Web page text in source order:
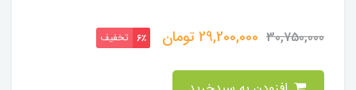
30,750,000
29,200,000تومان 6٪ تخفیف